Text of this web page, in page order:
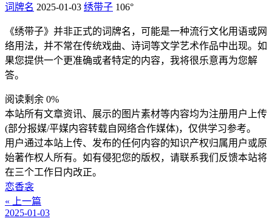
词牌名 2025-01-03 绣带子 106°
《绣带子》并非正式的词牌名，可能是一种流行文化用语或网
络用法，并不常在传统戏曲、诗词等文学艺术作品中出现。如
果您提供一个更准确或者特定的内容，我将很乐意再为您解
答。
阅读剩余 0%
本站所有文章资讯、展示的图片素材等内容均为注册用户上传
(部分报媒/平媒内容转载自网络合作媒体)，仅供学习参考。
用户通过本站上传、发布的任何内容的知识产权归属用户或原
始著作权人所有。如有侵犯您的版权，请联系我们反馈本站将
在三个工作日内改正。
恋香衾
« 上一篇
2025-01-03